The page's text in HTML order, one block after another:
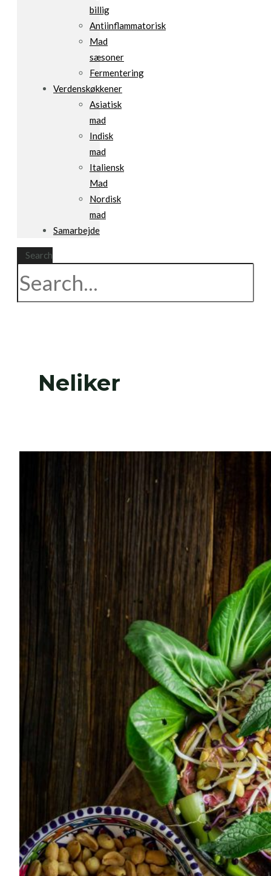
billig
Antiinflammatorisk
Mad
sæsoner
Fermentering
Verdenskøkkener
Asiatisk
mad
Indisk
mad
Italiensk
Mad
Nordisk
mad
Samarbejde
Search
Neliker